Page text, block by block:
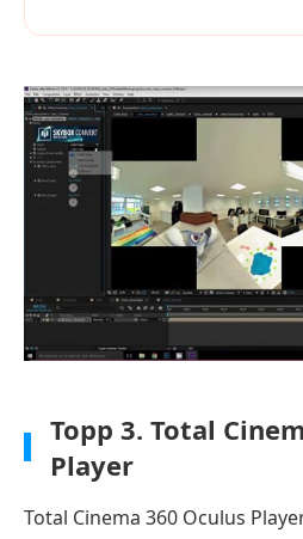
Topp 3. Total
Player
Total Cinema 360 Oculus